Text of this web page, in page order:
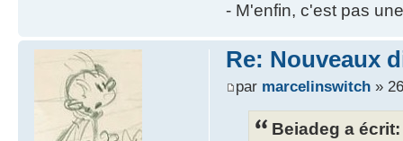
- M'enfin, c'est pas
Re: Nouveaux
par marcelinswitch»
Beiadeg a écrit: